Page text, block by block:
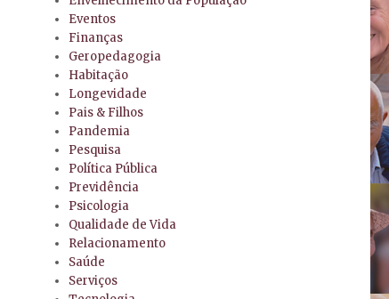
Eventos
Finanças
Geropedagogia
Habitação
Longevidade
Pais & Filhos
Pandemia
Pesquisa
Política Pública
Previdência
Psicologia
Qualidade de Vida
Relacionamento
Saúde
Serviços